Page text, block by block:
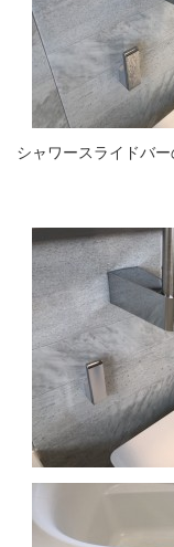
シャワースライドバ